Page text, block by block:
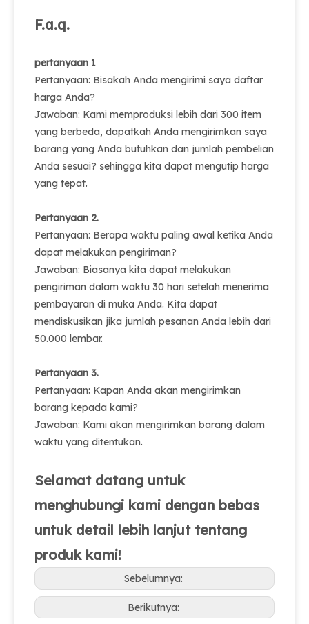
F.a.q.
pertanyaan 1
Pertanyaan: Bisakah Anda mengirimi saya daftar
harga Anda?
Jawaban: Kami memproduksi lebih dari 300 item
yang berbeda, dapatkah Anda mengirimkan saya
barang yang Anda butuhkan dan jumlah pembelian
Anda sesuai? sehingga kita dapat mengutip harga
yang tepat.
Pertanyaan 2.
Pertanyaan: Berapa waktu paling awal ketika Anda
dapat melakukan pengiriman?
Jawaban: Biasanya kita dapat melakukan
pengiriman dalam waktu 30 hari setelah menerima
pembayaran di muka Anda. Kita dapat
mendiskusikan jika jumlah pesanan Anda lebih dari
50.000 lembar.
Pertanyaan 3.
Pertanyaan: Kapan Anda akan mengirimkan
barang kepada kami?
Jawaban: Kami akan mengirimkan barang dalam
waktu yang ditentukan.
Selamat datang untuk
menghubungi kami dengan bebas
untuk detail lebih lanjut tentang
produk kami!
Sebelumnya:
Berikutnya: